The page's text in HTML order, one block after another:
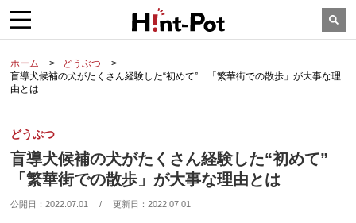
ホーム
どうぶつ
盲導犬候補の犬がたくさん経験した“初めて” 「繁華街での散歩」が大事な理
由とは
どうぶつ
盲導犬候補の犬がたくさん経験した“初めて”
「繁華街での散歩」が大事な理由とは
公開日：2022.07.01 / 更新日：2022.07.01